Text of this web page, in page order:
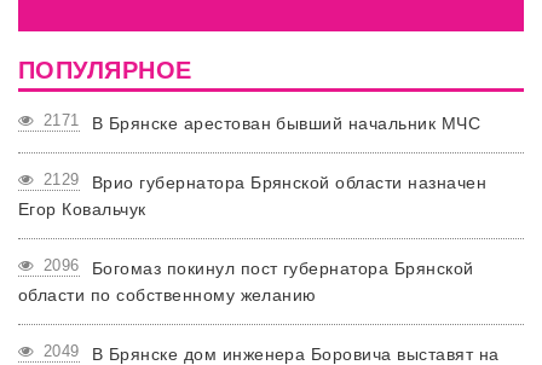
ПОПУЛЯРНОЕ
2171 В Брянске арестован бывший начальник МЧС
2129
Врио губернатора Брянской области назначен
Егор Ковальчук
2096
Богомаз покинул пост губернатора Брянской
области по собственному желанию
2049
В Брянске дом инженера Боровича выставят на